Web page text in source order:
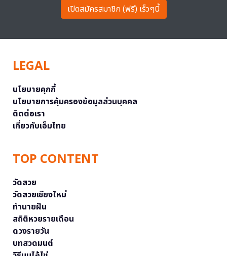
เปิดสมัครสมาชิก (ฟรี) เร็วๆนี้
LEGAL
นโยบายคุกกี้
นโยบายการคุ้มครองข้อมูลส่วนบุคคล
ติดต่อเรา
เกี่ยวกับเอ็มไทย
TOP CONTENT
วัดสวย
วัดสวยเชียงใหม่
ทำนายฝัน
สถิติหวยรายเดือน
ดวงรายวัน
บทสวดมนต์